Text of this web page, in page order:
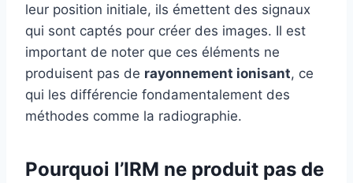
leur position initiale, ils émettent des signaux
qui sont captés pour créer des images. Il est
important de noter que ces éléments ne
produisent pas de rayonnement ionisant, ce
qui les différencie fondamentalement des
méthodes comme la radiographie.
Pourquoi l’IRM ne produit pas de